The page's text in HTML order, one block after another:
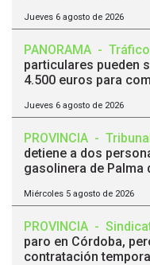
Jueves 6 agosto de 2026
PANORAMA -
particulares pueden
4.500 euros para
Jueves 6 agosto de 2026
PROVINCIA -
detiene a dos
gasolinera de Palma
Miércoles 5 agosto de 2026
PROVINCIA -
paro en Córdoba,
contratación